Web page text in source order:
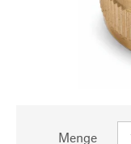
Menge